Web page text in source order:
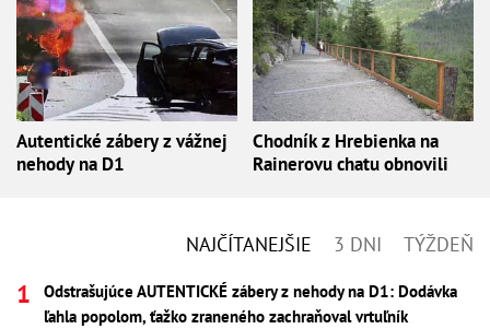
Autentické zábery z vážnej
nehody na D1
Chodník z Hrebienka na
Rainerovu chatu obnovili
NAJČÍTANEJŠIE 3 DNI TÝŽDEŇ
Odstrašujúce AUTENTICKÉ zábery z nehody na D1: Dodávka
ľahla popolom, ťažko zraneného zachraňoval vrtuľník